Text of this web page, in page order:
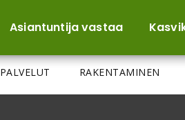
Asiantuntija vastaa
PALVELUT RAKENTAMINEN